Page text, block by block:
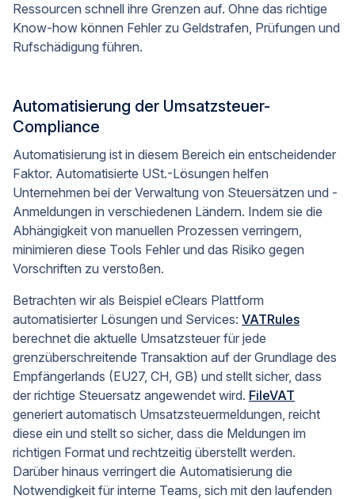
Ressourcen schnell ihre Grenzen auf. Ohne das richtige
Know-how können Fehler zu Geldstrafen, Prüfungen und
Rufschädigung führen.
Automatisierung der Umsatzsteuer-
Compliance
Automatisierung ist in diesem Bereich ein entscheidender
Faktor. Automatisierte USt.-Lösungen helfen
Unternehmen bei der Verwaltung von Steuersätzen und -
Anmeldungen in verschiedenen Ländern. Indem sie die
Abhängigkeit von manuellen Prozessen verringern,
minimieren diese Tools Fehler und das Risiko gegen
Vorschriften zu verstoßen.
Betrachten wir als Beispiel eClears Plattform
automatisierter Lösungen und Services: VATRules
berechnet die aktuelle Umsatzsteuer für jede
grenzüberschreitende Transaktion auf der Grundlage des
Empfängerlands (EU27, CH, GB) und stellt sicher, dass
der richtige Steuersatz angewendet wird. FileVAT
generiert automatisch Umsatzsteuermeldungen, reicht
diese ein und stellt so sicher, dass die Meldungen im
richtigen Format und rechtzeitig überstellt werden.
Darüber hinaus verringert die Automatisierung die
Notwendigkeit für interne Teams, sich mit den laufenden